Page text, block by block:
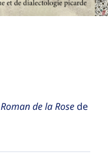
Roman de la Rosede